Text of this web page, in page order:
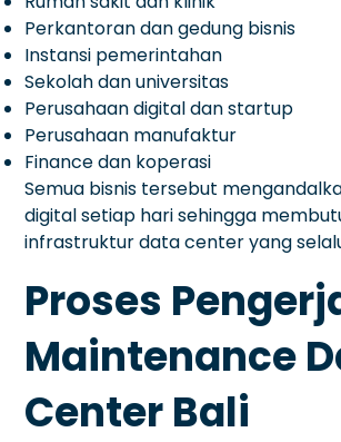
Perkantoran dan gedung bisnis
Instansi pemerintahan
Sekolah dan universitas
Perusahaan digital dan startup
Perusahaan manufaktur
Finance dan koperasi
Semua bisnis tersebut
digital setiap hari sehingga
infrastruktur data center yang
Proses
Maintenance
Center Bali